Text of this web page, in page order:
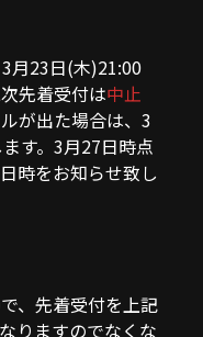
月23日(木)21:00
先着受付は中止
が出た場合は、3
す。3月27日時点
時をお知らせ致し
、先着受付を上記
りますのでなくな